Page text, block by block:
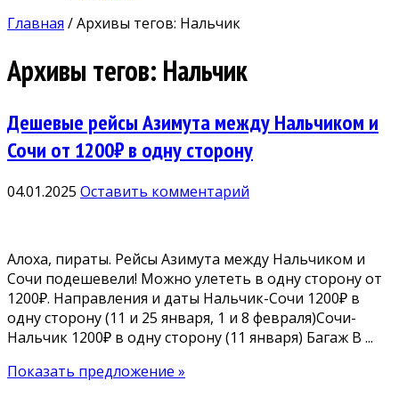
Главная /Архивы тегов: Нальчик
Архивы тегов: Нальчик
Дешевые рейсы Азимута между Нальчиком и
Сочи от 1200₽ в одну сторону
04.01.2025 Оставить комментарий
Алоха, пираты. Рейсы Азимута между Нальчиком и
Сочи подешевели! Можно улететь в одну сторону от
1200₽. Направления и даты Нальчик-Сочи 1200₽ в
одну сторону (11 и 25 января, 1 и 8 февраля)Сочи-
Нальчик 1200₽ в одну сторону (11 января) Багаж В ...
Показать предложение »